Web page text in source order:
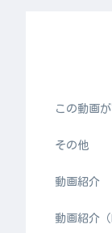
この動画が
その他
動画紹介
動画紹介（